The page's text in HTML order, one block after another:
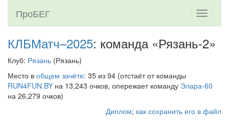
Toggle
ПроБЕГ
КЛБМатч–2025: команда «Рязань-2»
Клуб: Рязань (Рязань)
Место в общем зачёте: 35 из 94 (отстаёт от команды
RUN4FUN.BY на 13,243 очков, опережает команду Элара-60
на 26,279 очков)
Диплом; как сохранить его в файл